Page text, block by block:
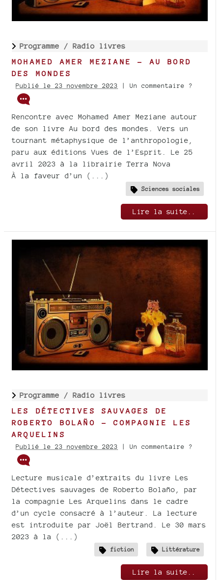
Programme / Radio livres
MOHAMED AMER MEZIANE - AU BORD
DES MONDES
Publié le 23 novembre 2023 | Un commentaire ?
Rencontre avec Mohamed Amer Meziane autour
de son livre Au bord des mondes. Vers un
tournant métaphysique de l’anthropologie,
paru aux éditions Vues de l’Esprit. Le 25
avril 2023 à la librairie Terra Nova
À la faveur d’un (...)
Sciences sociales
Lire la suite..
Programme / Radio livres
LES DÉTECTIVES SAUVAGES DE
ROBERTO BOLAÑO - COMPAGNIE LES
ARQUELINS
Publié le 23 novembre 2023 | Un commentaire ?
Lecture musicale d’extraits du livre Les
Détectives sauvages de Roberto Bolaño, par
la compagnie Les Arquelins dans le cadre
d’un cycle consacré à l’auteur. La lecture
est introduite par Joël Bertrand. Le 30 mars
2023 à la (...)
fiction Littérature
Lire la suite..